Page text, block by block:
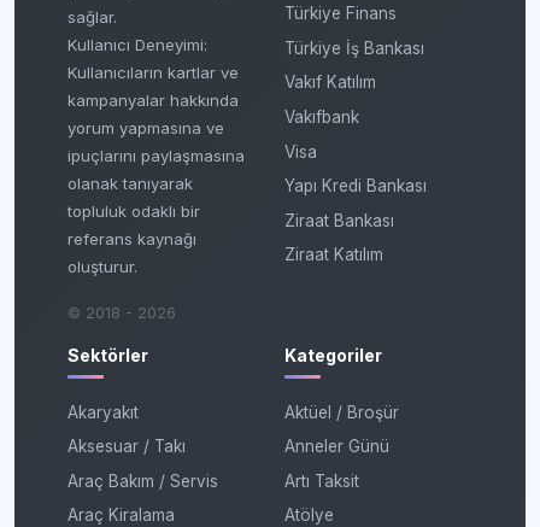
sağlar.
Kullanıcı Deneyimi:
Kullanıcıların kartlar ve
kampanyalar hakkında
yorum yapmasına ve
ipuçlarını paylaşmasına
olanak tanıyarak
topluluk odaklı bir
referans kaynağı
oluşturur.
© 2018 - 2026
Türkiye Finans
Türkiye İş Bankası
Vakıf Katılım
Vakıfbank
Visa
Yapı Kredi Bankası
Ziraat Bankası
Ziraat Katılım
Sektörler
Akaryakıt
Aksesuar / Takı
Araç Bakım / Servis
Araç Kiralama
Kategoriler
Aktüel / Broşür
Anneler Günü
Artı Taksit
Atölye